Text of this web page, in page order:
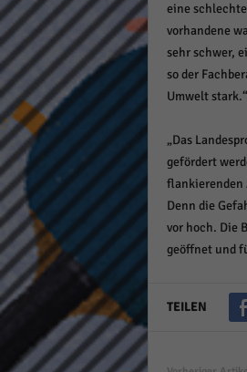
eine
vorhandene
sehr schwer,
so der
Umwelt stark.“
„Das
gefördert
flankierenden
Denn die
vor hoch. Die
geöffnet und
TEILEN